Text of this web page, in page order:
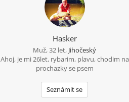
Hasker
Muž, 32 let, Jihočeský
Ahoj, je mi 26let, rybarim, plavu, chodim na
prochazky se psem
Seznámit se